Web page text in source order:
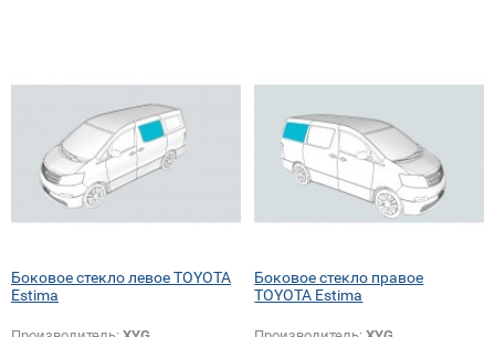
Боковое стекло левое TOYOTA
Estima
Боковое стекло правое
TOYOTA Estima